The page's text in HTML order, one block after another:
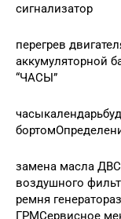
сигнализатор
перегрев
аккумуляторной
“ЧАСЫ”
замена масла
воздушного
ремня
ГРМСервисное